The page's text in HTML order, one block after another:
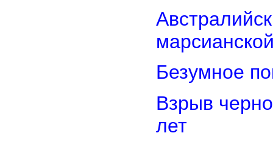
Безумное
Взрыв
лет